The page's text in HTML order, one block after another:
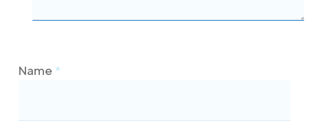
Name *